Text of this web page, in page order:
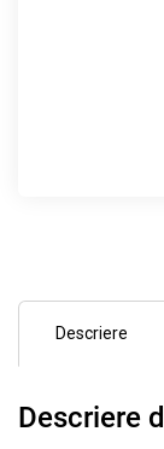
Descriere
Descriere